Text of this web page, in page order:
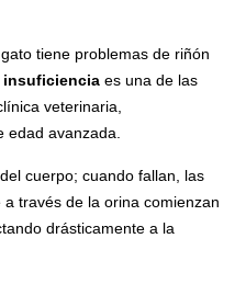
tiene problemas de riñón
insuficiencia es una de las
veterinaria,
edad avanzada.
cuerpo; cuando fallan, las
través de la orina comienzan
drásticamente a la